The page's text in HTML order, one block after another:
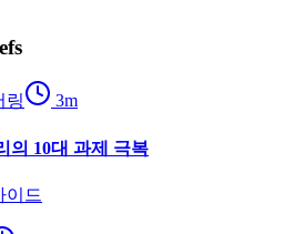
링 3m
의 10대 과제 극복
이드